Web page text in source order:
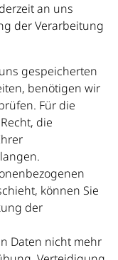
an uns
der Verarbeitung
gespeicherten
benötigen wir
Für die
die
können Sie
der
Daten nicht mehr